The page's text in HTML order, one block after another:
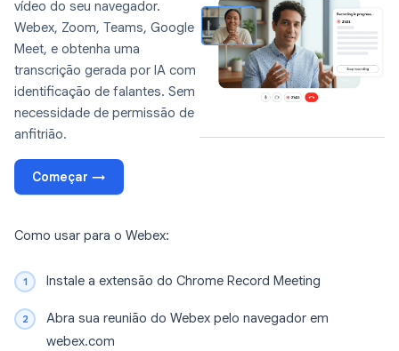
vídeo do seu navegador.
Webex, Zoom, Teams, Google
Meet, e obtenha uma
transcrição gerada por IA com
identificação de falantes. Sem
necessidade de permissão de
anfitrião.
Começar →
Como usar para o Webex:
Instale a extensão do Chrome Record Meeting
Abra sua reunião do Webex pelo navegador em
webex.com